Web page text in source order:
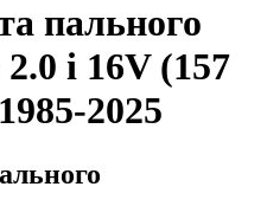
пального
i 16V (157
2025